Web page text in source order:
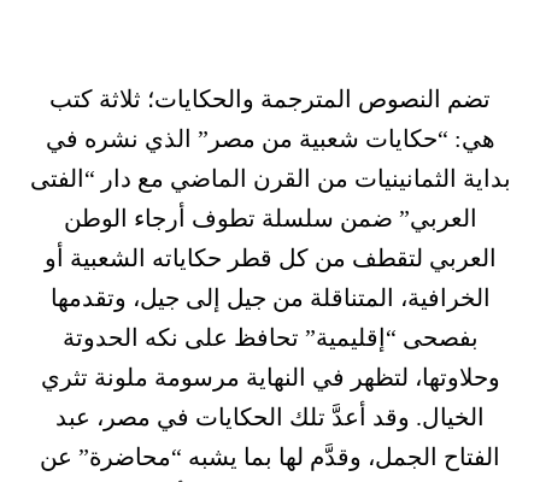
تضم النصوص المترجمة والحكايات؛ ثلاثة كتب
هي: “حكايات شعبية من مصر” الذي نشره في
بداية الثمانينيات من القرن الماضي مع دار “الفتى
العربي” ضمن سلسلة تطوف أرجاء الوطن
العربي لتقطف من كل قطر حكاياته الشعبية أو
الخرافية، المتناقلة من جيل إلى جيل، وتقدمها
بفصحى “إقليمية” تحافظ على نكه الحدوتة
وحلاوتها، لتظهر في النهاية مرسومة ملونة تثري
الخيال. وقد أعدَّ تلك الحكايات في مصر، عبد
الفتاح الجمل، وقدَّم لها بما يشبه “محاضرة” عن